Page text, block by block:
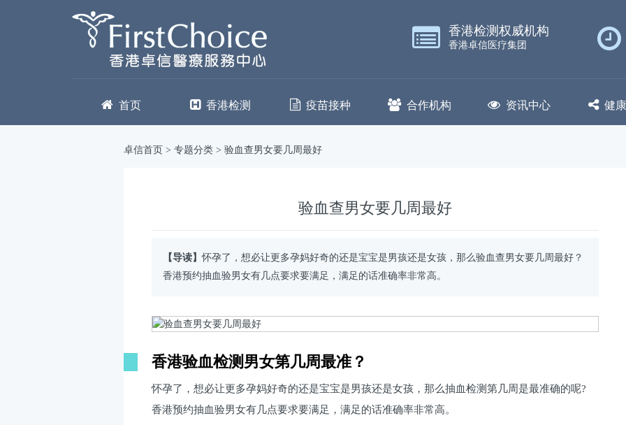
香港检测权威机构
香港卓信医疗集团
首页 香港检测 疫苗接种 合作机构 资讯中心 健
卓信首页 > 专题分类 > 验血查男女要几周最好
验血查男女要几周最好
【导读】怀孕了，想必让更多孕妈好奇的还是宝宝是男孩还是女孩，那么验血查男女要几周最好？
香港预约抽血验男女有几点要求要满足，满足的话准确率非常高。
香港验血检测男女第几周最准？
怀孕了，想必让更多孕妈好奇的还是宝宝是男孩还是女孩，那么抽血检测第几周是最准确的呢?
香港预约抽血验男女有几点要求要满足，满足的话准确率非常高。